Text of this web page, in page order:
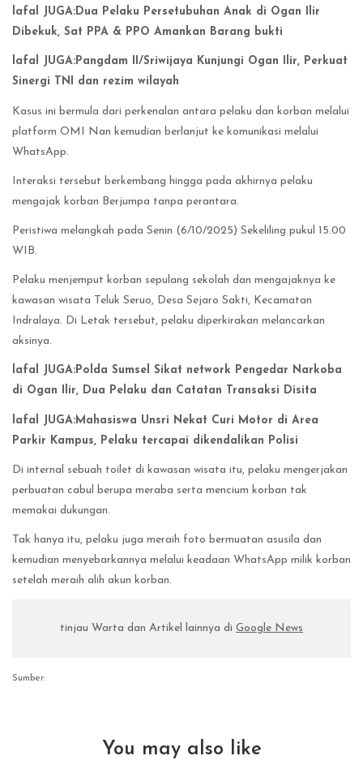
lafal JUGA:Dua Pelaku Persetubuhan Anak di Ogan Ilir
Dibekuk, Sat PPA & PPO Amankan Barang bukti
lafal JUGA:Pangdam II/Sriwijaya Kunjungi Ogan Ilir, Perkuat
Sinergi TNI dan rezim wilayah
Kasus ini bermula dari perkenalan antara pelaku dan korban melalui
platform OMI Nan kemudian berlanjut ke komunikasi melalui
WhatsApp.
Interaksi tersebut berkembang hingga pada akhirnya pelaku
mengajak korban Berjumpa tanpa perantara.
Peristiwa melangkah pada Senin (6/10/2025) Sekeliling pukul 15.00
WIB.
Pelaku menjemput korban sepulang sekolah dan mengajaknya ke
kawasan wisata Teluk Seruo, Desa Sejaro Sakti, Kecamatan
Indralaya. Di Letak tersebut, pelaku diperkirakan melancarkan
aksinya.
lafal JUGA:Polda Sumsel Sikat network Pengedar Narkoba
di Ogan Ilir, Dua Pelaku dan Catatan Transaksi Disita
lafal JUGA:Mahasiswa Unsri Nekat Curi Motor di Area
Parkir Kampus, Pelaku tercapai dikendalikan Polisi
Di internal sebuah toilet di kawasan wisata itu, pelaku mengerjakan
perbuatan cabul berupa meraba serta mencium korban tak
memakai dukungan.
Tak hanya itu, pelaku juga meraih foto bermuatan asusila dan
kemudian menyebarkannya melalui keadaan WhatsApp milik korban
setelah meraih alih akun korban.
tinjau Warta dan Artikel lainnya di Google News
Sumber:
You may also like